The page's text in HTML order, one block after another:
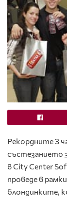
Рекордните 3
състезанието
в City Center
проведе в
блондинките,